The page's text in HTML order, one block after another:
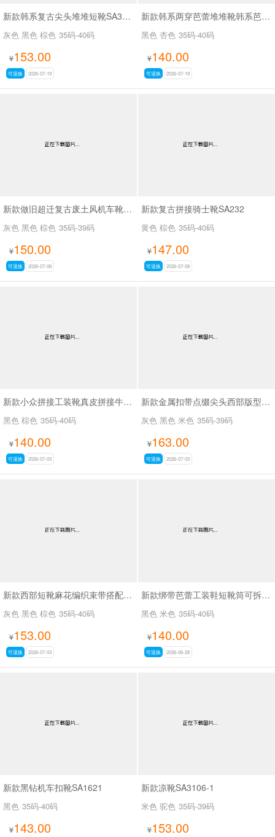
新款韩系复古尖头堆堆短靴SA3050-2
灰色 黑色 棕色 35码-40码
¥153.00
可退换 2026-07-19
新款韩系两穿芭蕾堆堆靴韩系芭蕾两穿靴SA3030
黑色 杏色 35码-40码
¥140.00
可退换 2026-07-19
新款做旧超迁复古废土风机车靴SA8036
灰色 黑色 棕色 35码-39码
¥150.00
可退换 2026-07-08
新款复古拼接骑士靴SA232
黄色 棕色 35码-40码
¥147.00
可退换 2026-07-08
新款小众拼接工装靴真皮拼接牛仔布SA111
黑色 棕色 35码-40码
¥140.00
可退换 2026-07-03
新款金属扣带点缀尖头西部版型废土风尖头长靴SA8034
灰色 黑色 米色 35码-39码
¥163.00
可退换 2026-07-03
新款西部短靴麻花编织束带搭配金属扣SA8035
灰色 黑色 棕色 35码-40码
¥153.00
可退换 2026-07-03
新款绑带芭蕾工装鞋短靴筒可拆SA8031
黑色 米色 35码-40码
¥140.00
可退换 2026-06-28
新款黑钻机车扣靴SA1621
黑色 35码-40码
¥143.00
新款凉靴SA3106-1
米色 驼色 35码-39码
¥153.00